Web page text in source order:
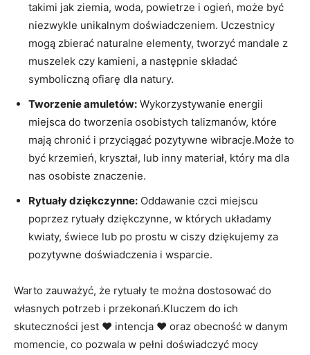
takimi jak ⁢ziemia, woda, powietrze i​ ogień, może być
niezwykle unikalnym doświadczeniem. Uczestnicy
mogą zbierać ⁣naturalne elementy, tworzyć mandale z
muszelek czy kamieni, a następnie składać
symboliczną ofiarę dla natury.
Tworzenie amuletów: Wykorzystywanie energii
miejsca do tworzenia ​osobistych talizmanów, które
mają chronić i przyciągać⁣ pozytywne wibracje.Może to
być krzemień, kryształ, lub inny materiał, który⁣ ma dla
nas osobiste‌ znaczenie.
Rytuały dziękczynne: Oddawanie‍ czci miejscu
poprzez rytuały dziękczynne, w których układamy
⁤kwiaty, świece lub po prostu w ciszy dziękujemy‍ za
pozytywne doświadczenia i ⁢wsparcie.
Warto zauważyć,⁤ że rytuały te można dostosować do
własnych potrzeb i przekonań.Kluczem do ich
skuteczności jest ❤️ intencja ❤️ oraz obecność ⁤w danym
momencie,⁣ co pozwala w pełni doświadczyć mocy